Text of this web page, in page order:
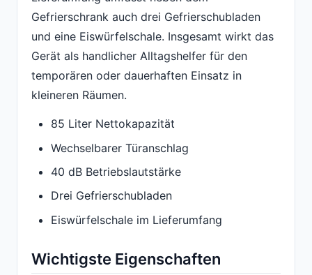
Gefrierschrank auch drei Gefrierschubladen
und eine Eiswürfelschale. Insgesamt wirkt das
Gerät als handlicher Alltagshelfer für den
temporären oder dauerhaften Einsatz in
kleineren Räumen.
85 Liter Nettokapazität
Wechselbarer Türanschlag
40 dB Betriebslautstärke
Drei Gefrierschubladen
Eiswürfelschale im Lieferumfang
Wichtigste Eigenschaften